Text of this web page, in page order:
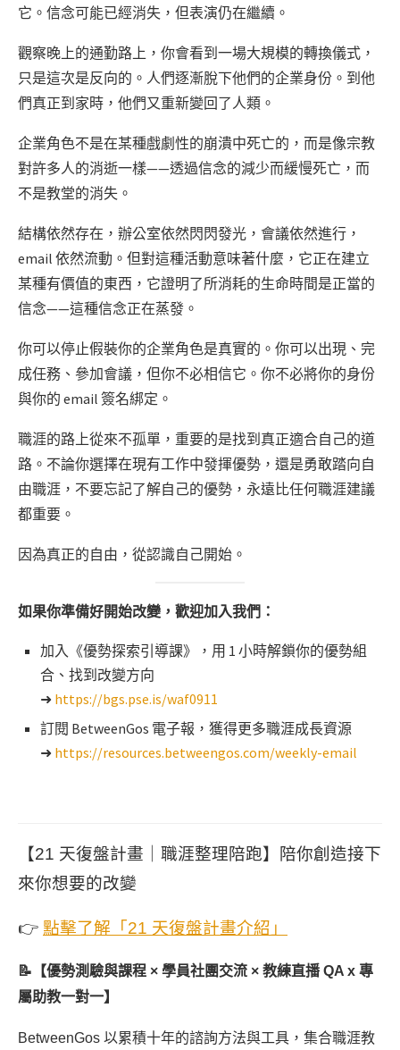
它。信念可能已經消失，但表演仍在繼續。
觀察晚上的通勤路上，你會看到一場大規模的轉換儀式，
只是這次是反向的。人們逐漸脫下他們的企業身份。到他
們真正到家時，他們又重新變回了人類。
企業角色不是在某種戲劇性的崩潰中死亡的，而是像宗教
對許多人的消逝一樣——透過信念的減少而緩慢死亡，而
不是教堂的消失。
結構依然存在，辦公室依然閃閃發光，會議依然進行，
email 依然流動。但對這種活動意味著什麼，它正在建立
某種有價值的東西，它證明了所消耗的生命時間是正當的
信念——這種信念正在蒸發。
你可以停止假裝你的企業角色是真實的。你可以出現、完
成任務、參加會議，但你不必相信它。你不必將你的身份
與你的 email 簽名綁定。
職涯的路上從來不孤單，重要的是找到真正適合自己的道
路。不論你選擇在現有工作中發揮優勢，還是勇敢踏向自
由職涯，不要忘記了解自己的優勢，永遠比任何職涯建議
都重要。
因為真正的自由，從認識自己開始。
如果你準備好開始改變，歡迎加入我們：
加入《優勢探索引導課》，用 1 小時解鎖你的優勢組
合、找到改變方向
➜ https://bgs.pse.is/waf0911
訂閱 BetweenGos 電子報，獲得更多職涯成長資源
➜ https://resources.betweengos.com/weekly-email
【21 天復盤計畫｜職涯整理陪跑】陪你創造接下
來你想要的改變
👉 點擊了解「21 天復盤計畫介紹」
📝【優勢測驗與課程 × 學員社團交流 × 教練直播 QA x 專
屬助教一對一】
BetweenGos 以累積十年的諮詢方法與工具，集合職涯教